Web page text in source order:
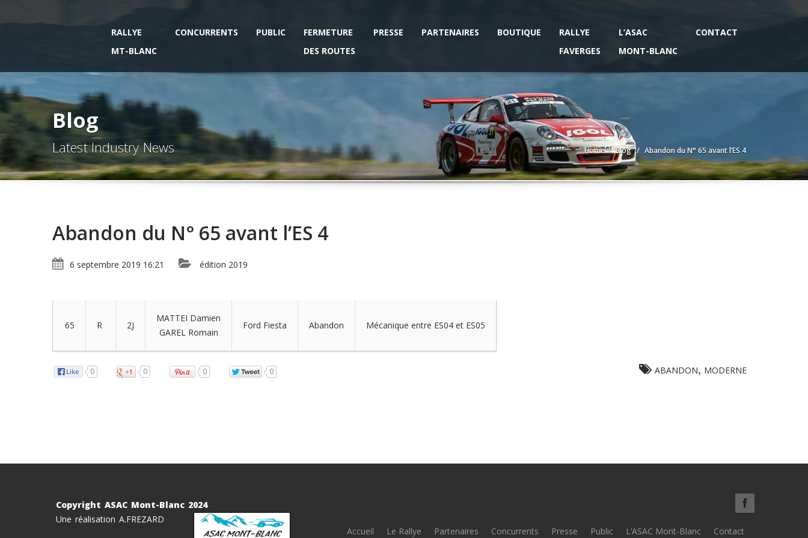
RALLYE
MT-BLANC
CONCURRENTS PUBLIC
FERMETURE
DES ROUTES
PRESSE PARTENAIRES BOUTIQUE
RALLYE
FAVERGES
L’ASAC
MONT-BLANC
CONTACT
Blog
Latest Industry News Home Blog Abandon du N° 65 avant l’ES 4
Abandon du N° 65 avant l’ES 4
6 septembre 2019 16:21 édition 2019
65 R 2J
MATTEI Damien
GAREL Romain
Ford Fiesta Abandon Mécanique entre ES04 et ES05
0 0 0 0 ABANDON, MODERNE
Copyright ASAC Mont-Blanc 2024
Une réalisation A.FREZARD
Accueil
Le Rallye Partenaires Concurrents Presse Public L’ASAC Mont-Blanc Contact